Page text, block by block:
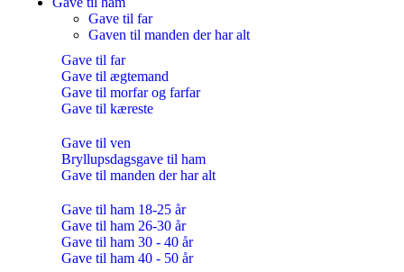
Gave til far
Gaven til manden der har alt
Gave til far
Gave til ægtemand
Gave til morfar og farfar
Gave til kæreste
Gave til ven
Bryllupsdagsgave til ham
Gave til manden der har alt
Gave til ham 18-25 år
Gave til ham 26-30 år
Gave til ham 30 - 40 år
Gave til ham 40 - 50 år